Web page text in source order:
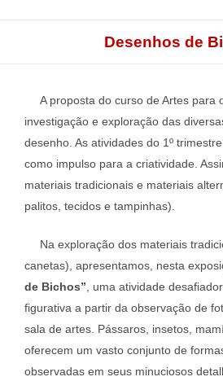
Desenhos de
A proposta do curso de Artes para
investigação e exploração das
desenho. As atividades do 1º
como impulso para a criatividade.
materiais tradicionais e materiais
palitos, tecidos e tampinhas).
Na exploração dos materiais
canetas), apresentamos, nesta
de Bichos” , uma atividade
figurativa a partir da observação de
sala de artes. Pássaros, insetos,
oferecem um vasto conjunto de
observadas em seus minuciosos